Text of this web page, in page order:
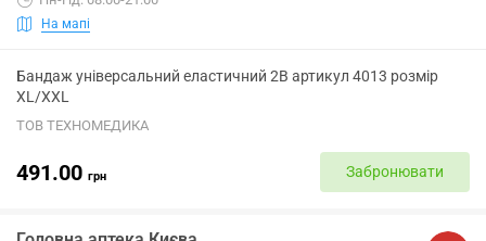
На мапі
Бандаж універсальний еластичний 2B артикул 4013 розмір
XL/XXL
ТОВ ТЕХНОМЕДИКА
491.00 грн Забронювати